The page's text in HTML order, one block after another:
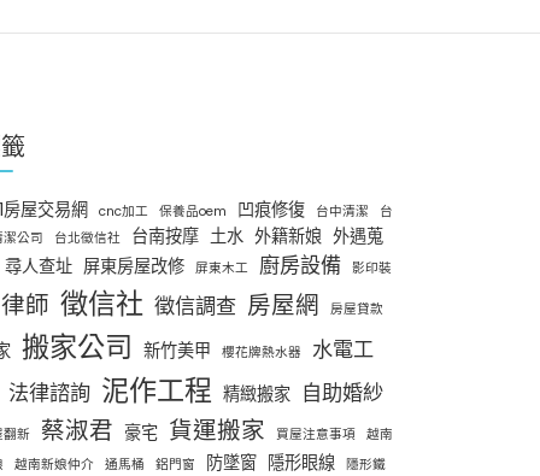
房屋交易網 cnc加工 保養品oem 凹痕修復 台中清潔
台
潔公司
台北徵信社 台南按摩 土水 外籍新娘 外遇蒐
尋人查址 屏東房屋改修 屏東木工 廚房設備 影印裝
律師 徵信社 徵信調查 房屋網 房屋貸款
搬家公司 新竹美甲 櫻花牌熱水器
水電工
法律諮詢 泥作工程 精緻搬家 自助婚紗
翻新 蔡淑君 豪宅 貨運搬家 買屋注意事項 越南
越南新娘仲介 通馬桶 鋁門窗 防墜窗 隱形眼線 隱形鐵